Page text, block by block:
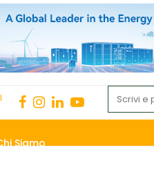
Siamo